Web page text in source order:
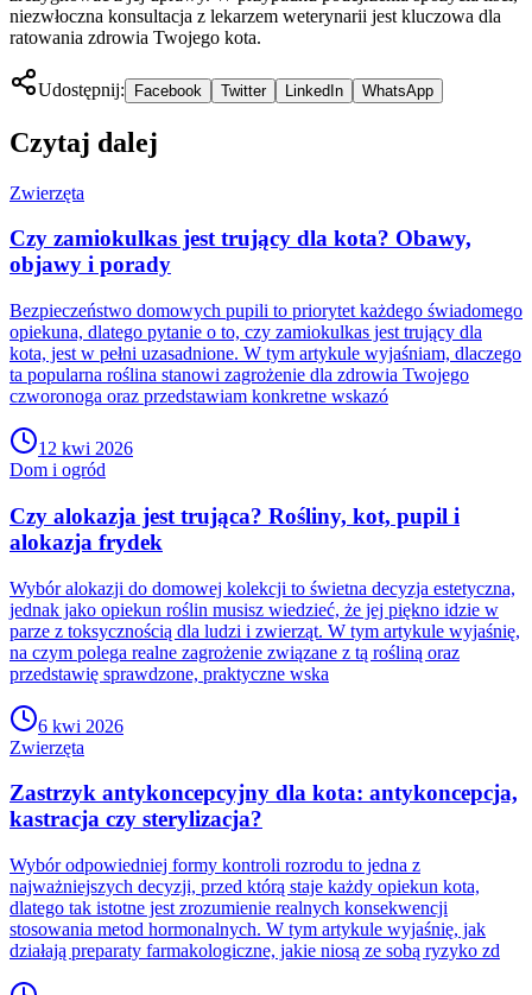
niezwłoczna konsultacja z lekarzem weterynarii jest kluczowa dla
ratowania zdrowia Twojego kota.
Udostępnij: Facebook Twitter LinkedIn WhatsApp
Czytaj dalej
Zwierzęta
Czy zamiokulkas jest trujący dla kota? Obawy,
objawy i porady
Bezpieczeństwo domowych pupili to priorytet każdego świadomego
opiekuna, dlatego pytanie o to, czy zamiokulkas jest trujący dla
kota, jest w pełni uzasadnione. W tym artykule wyjaśniam, dlaczego
ta popularna roślina stanowi zagrożenie dla zdrowia Twojego
czworonoga oraz przedstawiam konkretne wskazó
12 kwi 2026
Dom i ogród
Czy alokazja jest trująca? Rośliny, kot, pupil i
alokazja frydek
Wybór alokazji do domowej kolekcji to świetna decyzja estetyczna,
jednak jako opiekun roślin musisz wiedzieć, że jej piękno idzie w
parze z toksycznością dla ludzi i zwierząt. W tym artykule wyjaśnię,
na czym polega realne zagrożenie związane z tą rośliną oraz
przedstawię sprawdzone, praktyczne wska
6 kwi 2026
Zwierzęta
Zastrzyk antykoncepcyjny dla kota: antykoncepcja,
kastracja czy sterylizacja?
Wybór odpowiedniej formy kontroli rozrodu to jedna z
najważniejszych decyzji, przed którą staje każdy opiekun kota,
dlatego tak istotne jest zrozumienie realnych konsekwencji
stosowania metod hormonalnych. W tym artykule wyjaśnię, jak
działają preparaty farmakologiczne, jakie niosą ze sobą ryzyko zd